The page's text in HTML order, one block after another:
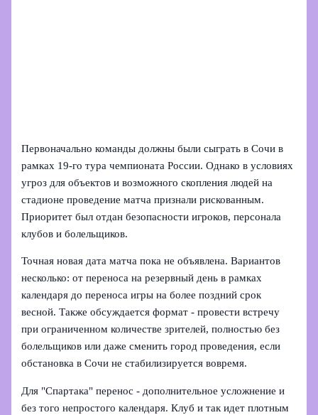
Первоначально команды должны были сыграть в Сочи в
рамках 19-го тура чемпионата России. Однако в условиях
угроз для объектов и возможного скопления людей на
стадионе проведение матча признали рискованным.
Приоритет был отдан безопасности игроков, персонала
клубов и болельщиков.
Точная новая дата матча пока не объявлена. Вариантов
несколько: от переноса на резервный день в рамках
календаря до переноса игры на более поздний срок
весной. Также обсуждается формат - провести встречу
при ограниченном количестве зрителей, полностью без
болельщиков или даже сменить город проведения, если
обстановка в Сочи не стабилизируется вовремя.
Для "Спартака" перенос - дополнительное усложнение и
без того непростого календаря. Клуб и так идет плотным